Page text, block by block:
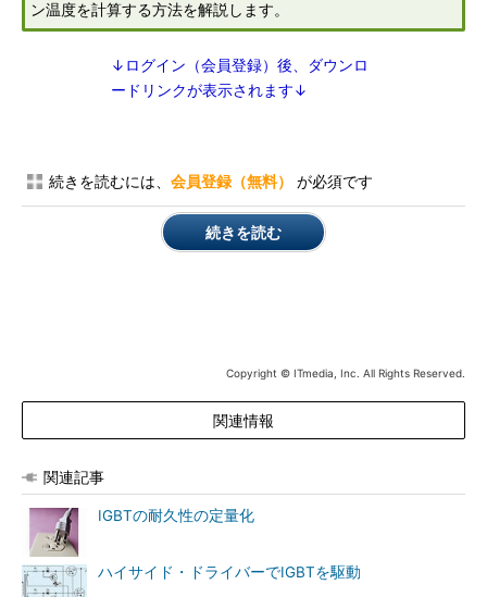
ン温度を計算する方法を解説します。
↓ログイン（会員登録）後、ダウンロ
ードリンクが表示されます↓
続きを読むには、 会員登録（無料） が必須です
続きを読む
Copyright © ITmedia, Inc. All Rights Reserved.
関連情報
関連記事
IGBTの耐久性の定量化
ハイサイド・ドライバーでIGBTを駆動